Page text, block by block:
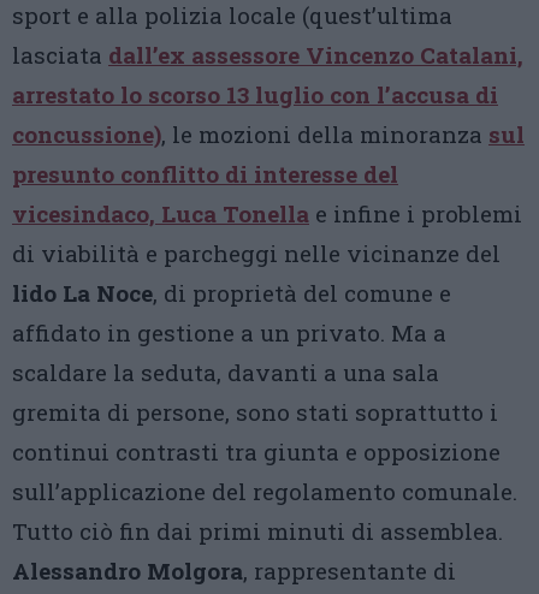
sport e alla polizia locale (quest’ultima
lasciata dall’ex assessore Vincenzo Catalani,
arrestato lo scorso 13 luglio con l’accusa di
concussione), le mozioni della minoranza sul
presunto conflitto di interesse del
vicesindaco, Luca Tonella e infine i problemi
di viabilità e parcheggi nelle vicinanze del
lido La Noce, di proprietà del comune e
affidato in gestione a un privato. Ma a
scaldare la seduta, davanti a una sala
gremita di persone, sono stati soprattutto i
continui contrasti tra giunta e opposizione
sull’applicazione del regolamento comunale.
Tutto ciò fin dai primi minuti di assemblea.
Alessandro Molgora, rappresentante di